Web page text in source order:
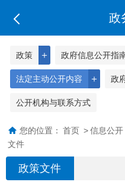
政
＋
政策 政府信息公开指
＋
法定主动公开内容 政
公开机构与联系方式
您的位置： 首页 > 信息公开
文件
政策文件